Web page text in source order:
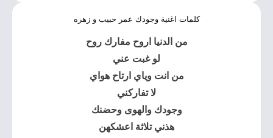
كلمات اغنية وجودك عمر حبيب و زهره
من الدنيا اروح مفارك روح
لو غبت عني
من انت وياي ارتاح هواي
لا تفاركني
وجودك والهوى وحضنك
هذني تلاثة اعشكهن